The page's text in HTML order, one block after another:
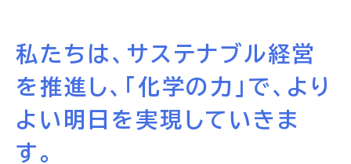
私たちは、サステナブル経営
を推進し、
「化学の力」で、より
よい明日を実現していきま
す。